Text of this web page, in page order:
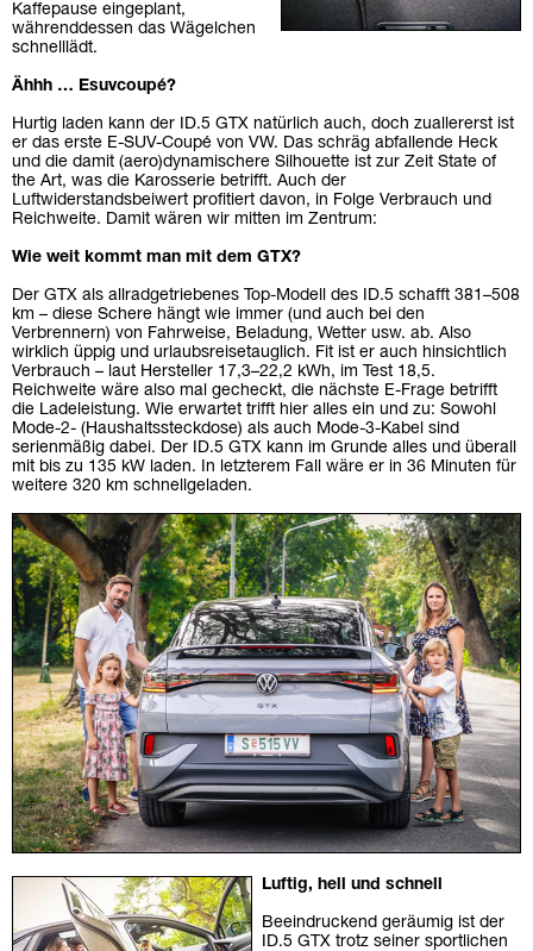
Kaffepause eingeplant,
währenddessen das Wägelchen
schnelllädt.
Ähhh … Esuvcoupé?
Hurtig laden kann der ID.5 GTX natürlich auch, doch zuallererst ist
er das erste E-SUV-Coupé von VW. Das schräg abfallende Heck
und die damit (aero)dynamischere Silhouette ist zur Zeit State of
the Art, was die Karosserie betrifft. Auch der
Luftwiderstandsbeiwert profitiert davon, in Folge Verbrauch und
Reichweite. Damit wären wir mitten im Zentrum:
Wie weit kommt man mit dem GTX?
Der GTX als allradgetriebenes Top-Modell des ID.5 schafft 381–508
km – diese Schere hängt wie immer (und auch bei den
Verbrennern) von Fahrweise, Beladung, Wetter usw. ab. Also
wirklich üppig und urlaubsreisetauglich. Fit ist er auch hinsichtlich
Verbrauch – laut Hersteller 17,3–22,2 kWh, im Test 18,5.
Reichweite wäre also mal gecheckt, die nächste E-Frage betrifft
die Ladeleistung. Wie erwartet trifft hier alles ein und zu: Sowohl
Mode-2- (Haushaltssteckdose) als auch Mode-3-Kabel sind
serienmäßig dabei. Der ID.5 GTX kann im Grunde alles und überall
mit bis zu 135 kW laden. In letzterem Fall wäre er in 36 Minuten für
weitere 320 km schnellgeladen.
Luftig, hell und schnell
Beeindruckend geräumig ist der
ID.5 GTX trotz seiner sportlichen